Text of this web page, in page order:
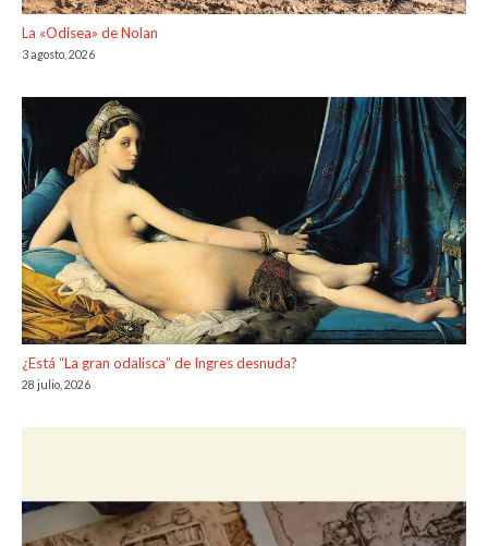
La «Odisea» de Nolan
3 agosto, 2026
¿Está “La gran odalisca” de Ingres desnuda?
28 julio, 2026